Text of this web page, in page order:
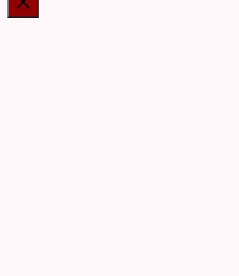
Luk